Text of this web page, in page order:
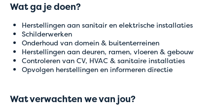
Wat ga je doen?
Herstellingen aan sanitair en elektrische installaties
Schilderwerken
Onderhoud van domein & buitenterreinen
Herstellingen aan deuren, ramen, vloeren & gebouw
Controleren van CV, HVAC & sanitaire installaties
Opvolgen herstellingen en informeren directie
Wat verwachten we van jou?